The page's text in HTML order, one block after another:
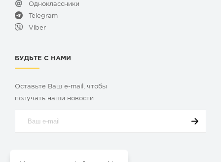
Одноклассники
Telegram
Viber
БУДЬТЕ С НАМИ
Оставьте Ваш e-mail, чтобы
получать наши новости